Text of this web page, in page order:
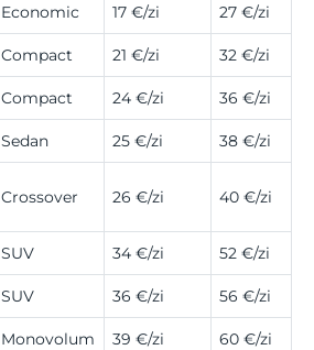
Economic 17 €/zi 27 €/zi
Compact 21 €/zi 32 €/zi
Compact 24 €/zi 36 €/zi
Sedan 25 €/zi 38 €/zi
Crossover 26 €/zi 40 €/zi
SUV 34 €/zi 52 €/zi
SUV 36 €/zi 56 €/zi
Monovolum 39 €/zi 60 €/zi